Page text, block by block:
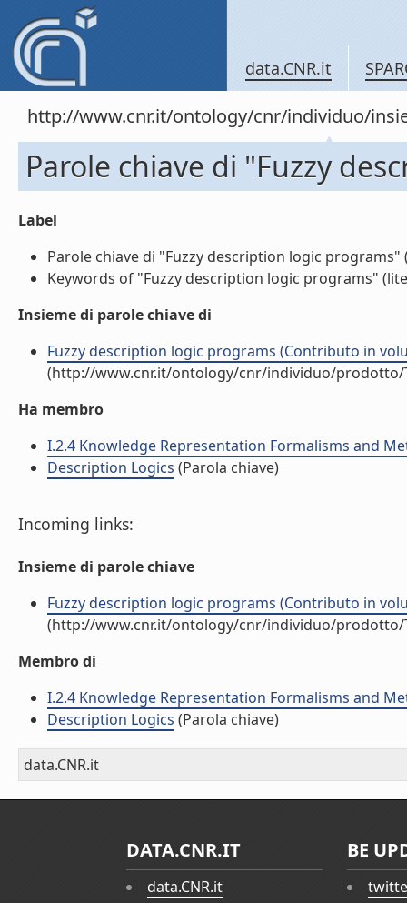
data.CNR.it
http://www.cnr.it/ontology/cnr/individuo/
Parole chiave di "Fuzzy
Label
Parole chiave di "Fuzzy description logic programs"
Keywords of "Fuzzy description logic programs"
Insieme di parole chiave di
Fuzzy description logic programs (Contributo in
(http://www.cnr.it/ontology/cnr/individuo/prodotto/
Ha membro
I.2.4 Knowledge Representation Formalisms and
Description Logics (Parola chiave)
Incoming links:
Insieme di parole chiave
Fuzzy description logic programs (Contributo in
(http://www.cnr.it/ontology/cnr/individuo/prodotto/
Membro di
I.2.4 Knowledge Representation Formalisms and
Description Logics (Parola chiave)
data.CNR.it
DATA.CNR.IT
data.CNR.it
BE